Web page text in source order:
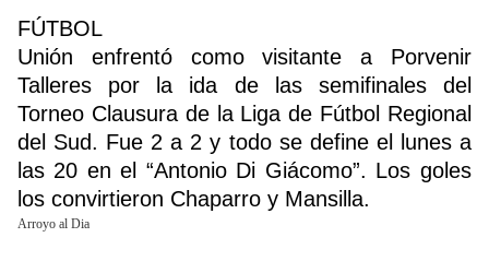
FÚTBOL
Unión enfrentó como visitante a Porvenir
Talleres por la ida de las semifinales del
Torneo Clausura de la Liga de Fútbol Regional
del Sud. Fue 2 a 2 y todo se define el lunes a
las 20 en el “Antonio Di Giácomo”. Los goles
los convirtieron Chaparro y Mansilla.
Arroyo al Dia